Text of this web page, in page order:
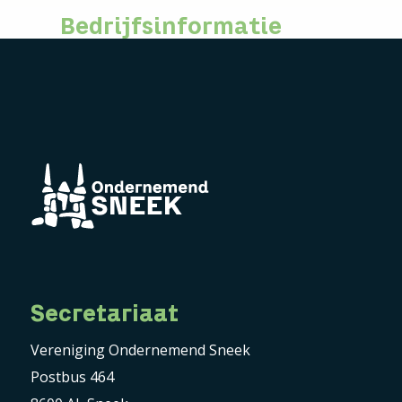
Bedrijfsinformatie
Secretariaat
Vereniging Ondernemend Sneek
Postbus 464